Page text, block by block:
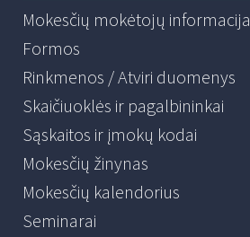
Mokesčių mokėtojų informacija
Formos
Rinkmenos / Atviri duomenys
Skaičiuoklės ir pagalbininkai
Sąskaitos ir įmokų kodai
Mokesčių žinynas
Mokesčių kalendorius
Seminarai